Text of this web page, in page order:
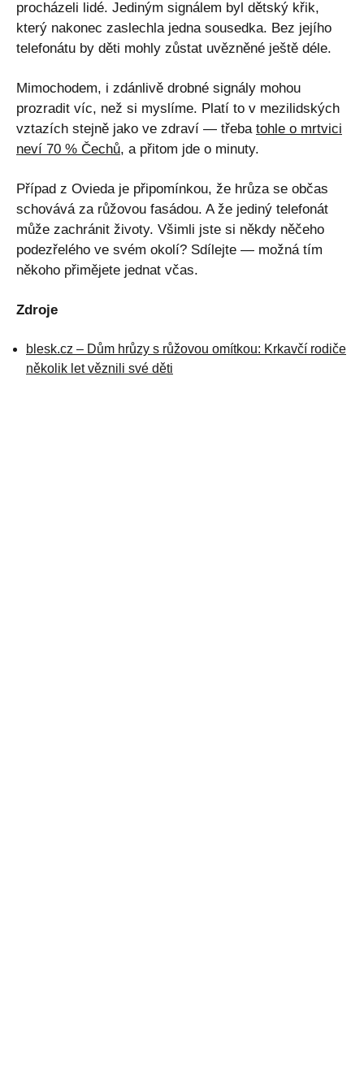
procházeli lidé. Jediným signálem byl dětský křik,
který nakonec zaslechla jedna sousedka. Bez jejího
telefonátu by děti mohly zůstat uvězněné ještě déle.
Mimochodem, i zdánlivě drobné signály mohou
prozradit víc, než si myslíme. Platí to v mezilidských
vztazích stejně jako ve zdraví — třeba tohle o mrtvici
neví 70 % Čechů, a přitom jde o minuty.
Případ z Ovieda je připomínkou, že hrůza se občas
schovává za růžovou fasádou. A že jediný telefonát
může zachránit životy. Všimli jste si někdy něčeho
podezřelého ve svém okolí? Sdílejte — možná tím
někoho přimějete jednat včas.
Zdroje
blesk.cz – Dům hrůzy s růžovou omítkou: Krkavčí rodiče
několik let věznili své děti